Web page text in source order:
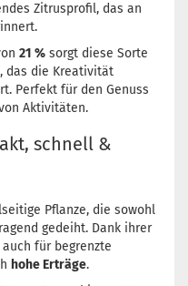
Zitrusprofil, das an
21 % sorgt diese Sorte
das die Kreativität
Perfekt für den Genuss
Aktivitäten.
schnell &
Pflanze, die sowohl
gedeiht. Dank ihrer
für begrenzte
hohe Erträge.